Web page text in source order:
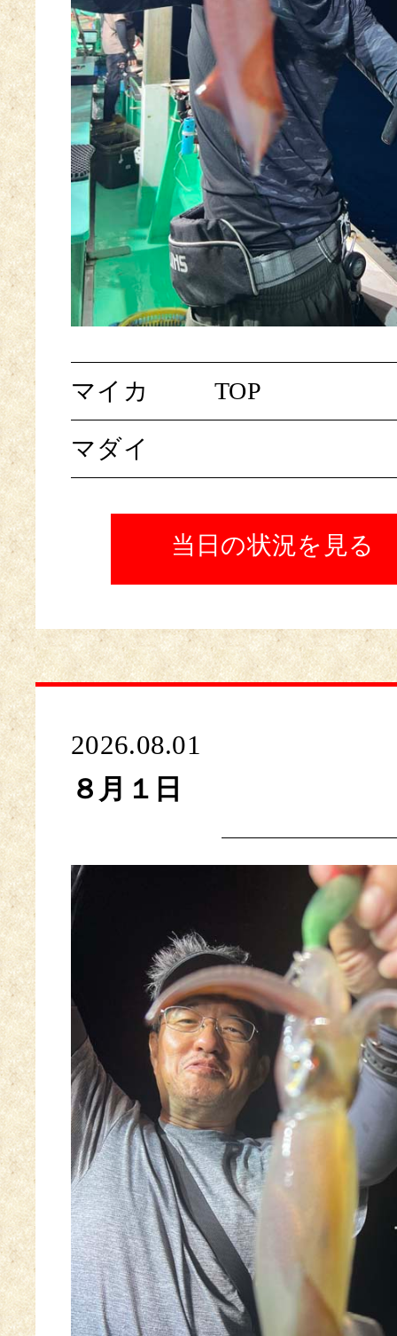
マイカ TOP
マダイ
当日の状況を見る
2026.08.01
８月１日